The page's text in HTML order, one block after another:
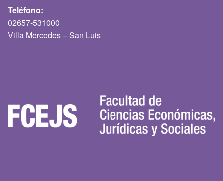
Teléfono:
02657-531000
Villa Mercedes – San Luis